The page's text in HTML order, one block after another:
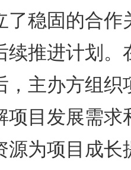
了稳固的合作
续推进计划。
，主办方组织
项目发展需求
源为项目成长